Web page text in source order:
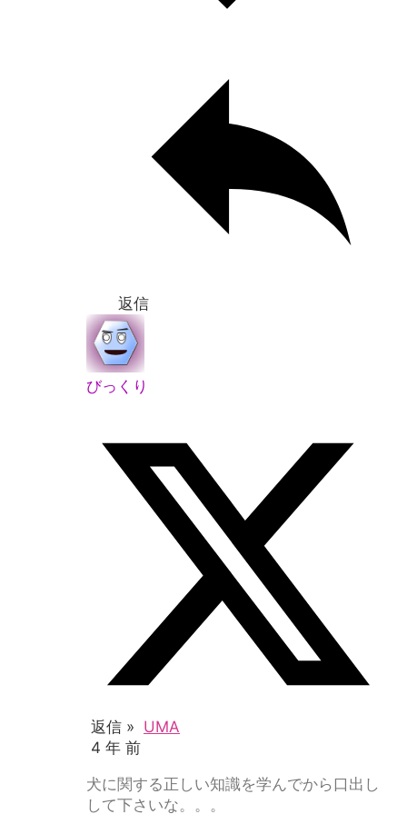
返信
びっくり
返信 » UMA
4 年 前
犬に関する正しい知識を学んでから口出し
して下さいな。。。